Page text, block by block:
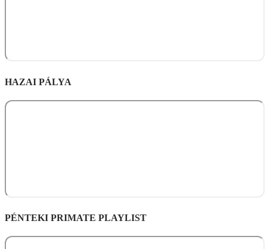
HAZAI PÁLYA
PÉNTEKI PRIMATE PLAYLIST